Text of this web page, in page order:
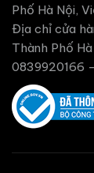
Phố Hà Nội,
Địa chỉ cửa
Thành Phố
0839920166 -